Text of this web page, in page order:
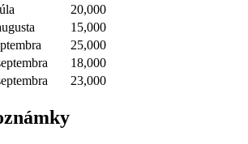
20,000
15,000
25,000
18,000
23,000